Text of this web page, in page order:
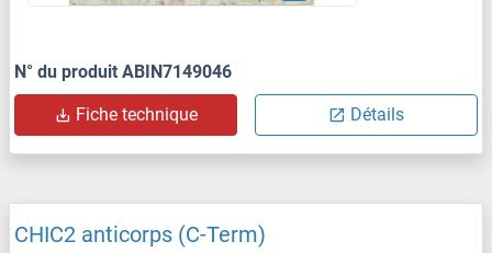
N° du produit ABIN7149046
Fiche technique Détails
CHIC2 anticorps (C-Term)